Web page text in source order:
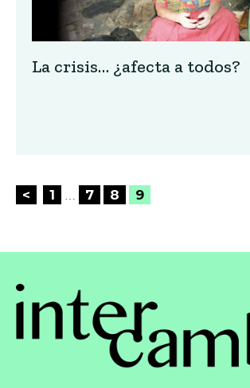
La crisis… ¿afecta a todos?
Posts
< 1 7 8 9